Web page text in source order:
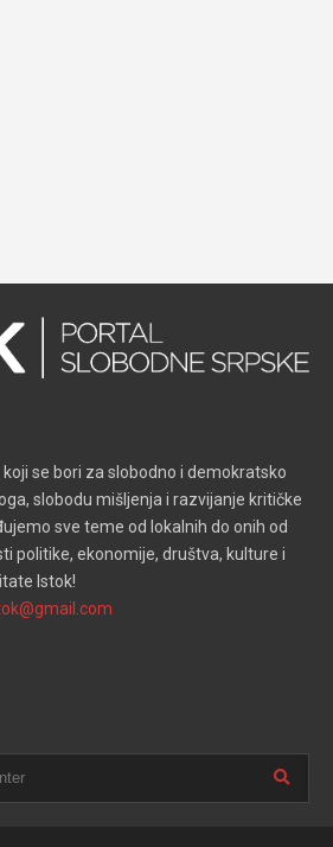
se bori za slobodno i demokratsko
slobodu mišljenja i razvijanje kritičke
sve teme od lokalnih do onih od
politike, ekonomije, društva, kulture i
Istok!